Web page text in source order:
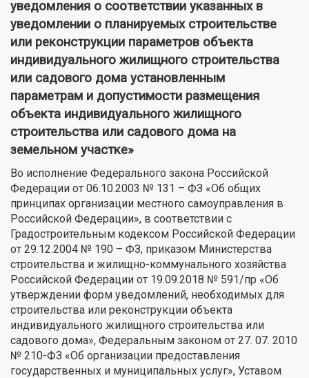
уведомления о соответствии указанных в
уведомлении о планируемых строительстве
или реконструкции параметров объекта
индивидуального жилищного строительства
или садового дома установленным
параметрам и допустимости размещения
объекта индивидуального жилищного
строительства или садового дома на
земельном участке»
Во исполнение Федерального закона Российской
Федерации от 06.10.2003 № 131 – ФЗ «Об общих
принципах организации местного самоуправления в
Российской Федерации», в соответствии с
Градостроительным кодексом Российской Федерации
от 29.12.2004 № 190 – ФЗ, приказом Министерства
строительства и жилищно-коммунального хозяйства
Российской Федерации от 19.09.2018 № 591/пр «Об
утверждении форм уведомлений, необходимых для
строительства или реконструкции объекта
индивидуального жилищного строительства или
садового дома», Федеральным законом от 27. 07. 2010
№ 210-ФЗ «Об организации предоставления
государственных и муниципальных услуг», Уставом